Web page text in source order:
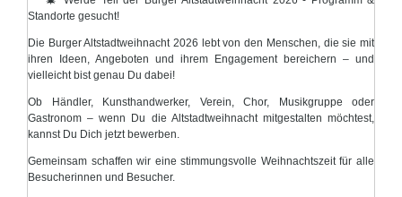
Standorte gesucht!
Die Burger Altstadtweihnacht 2026 lebt von den Menschen, die sie mit
ihren Ideen, Angeboten und ihrem Engagement bereichern – und
vielleicht bist genau Du dabei!
Ob Händler, Kunsthandwerker, Verein, Chor, Musikgruppe oder
Gastronom – wenn Du die Altstadtweihnacht mitgestalten möchtest,
kannst Du Dich jetzt bewerben.
Gemeinsam schaffen wir eine stimmungsvolle Weihnachtszeit für alle
Besucherinnen und Besucher.